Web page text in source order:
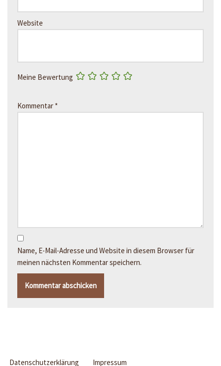
Website
Meine Bewertung
Kommentar *
Name, E-Mail-Adresse und Website in diesem Browser für
meinen nächsten Kommentar speichern.
Datenschutzerklärung Impressum